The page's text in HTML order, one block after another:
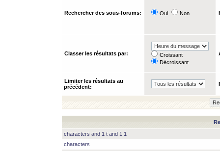
Rechercher des sous-forums: Oui Non
Classer les résultats par:
Croissant
Décroissant
Limiter les résultats au
précédent:
characters and 1 t and 1 1
characters